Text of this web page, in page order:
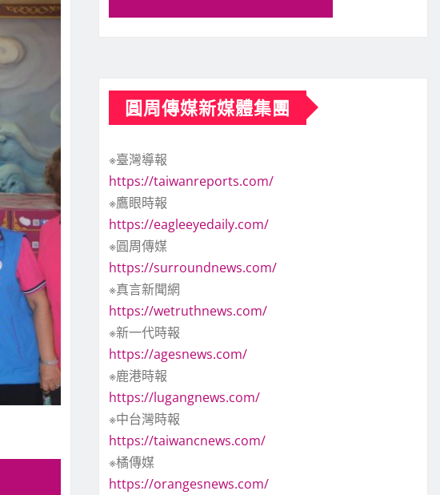
圓周傳媒新媒體集團
※臺灣導報
https://taiwanreports.com/
※鷹眼時報
https://eagleeyedaily.com/
※圓周傳媒
https://surroundnews.com/
※真言新聞網
https://wetruthnews.com/
※新一代時報
https://agesnews.com/
※鹿港時報
https://lugangnews.com/
※中台灣時報
https://taiwancnews.com/
※橘傳媒
https://orangesnews.com/